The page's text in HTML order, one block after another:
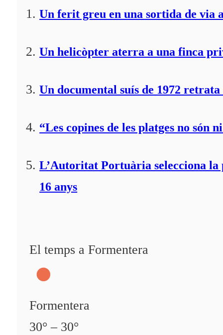
Un ferit greu en una sortida de via
Un helicòpter aterra a una finca
Un documental suís de 1972
“Les copines de les platges no
L’Autoritat Portuària selecciona
16 anys
El temps a Formentera
Formentera
30° – 30°